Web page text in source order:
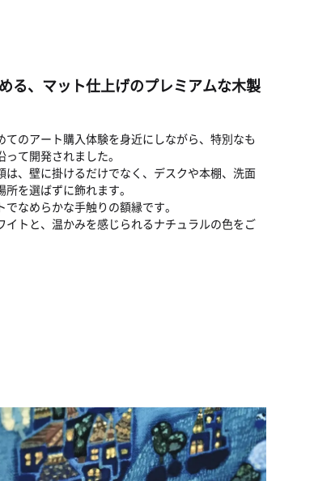
る、マット仕上げのプレミアムな木製
てのアート購入体験を身近にしながら、特別なも
て開発されました。
は、壁に掛けるだけでなく、デスクや本棚、洗面
を選ばずに飾れます。
なめらかな手触りの額縁です。
イトと、温かみを感じられるナチュラルの色をご